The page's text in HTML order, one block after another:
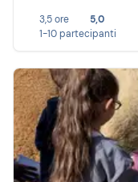
3,5 ore
5,0
1-10 partecipanti